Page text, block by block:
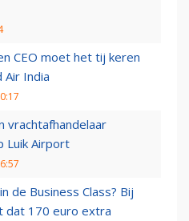
CEO moet het tij keren
Air India
vrachtafhandelaar
Luik Airport
de Business Class? Bij
dat 170 euro extra